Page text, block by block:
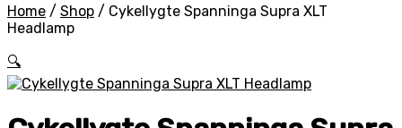
Home / Shop / Cykellygte Spanninga Supra XLT
Headlamp
🔍